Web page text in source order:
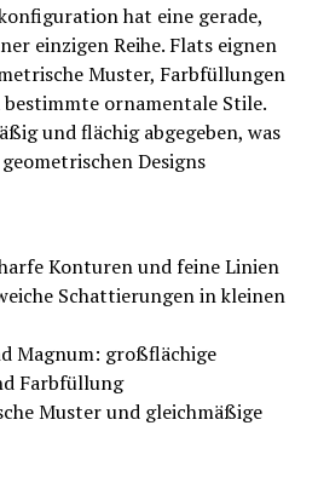
hat eine gerade,
einzigen Reihe. Flats eignen
Muster, Farbfüllungen
ornamentale Stile.
und flächig abgegeben, was
Designs
Konturen und feine Linien
Schattierungen in kleinen
Magnum: großflächige
Farbfüllung
Muster und gleichmäßige